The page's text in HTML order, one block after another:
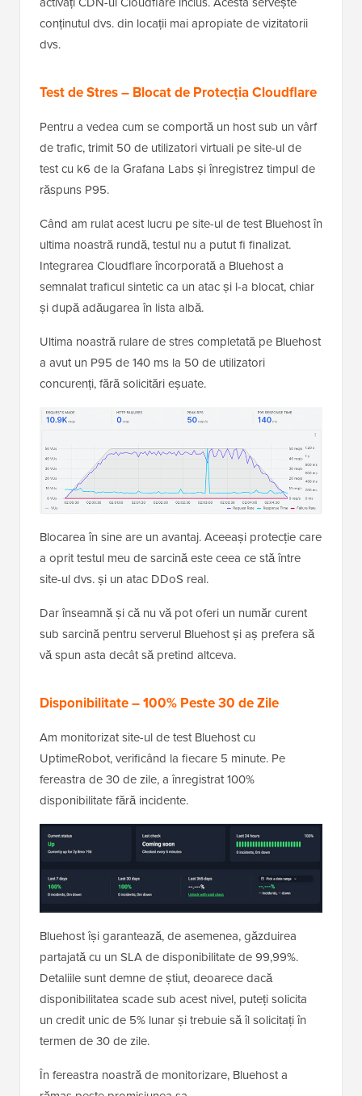
conținutul dvs. din locații mai apropiate de vizitatorii
dvs.
Test de Stres – Blocat de Protecția Cloudflare
Pentru a vedea cum se comportă un host sub un vârf
de trafic, trimit 50 de utilizatori virtuali pe site-ul de
test cu k6 de la Grafana Labs și înregistrez timpul de
răspuns P95.
Când am rulat acest lucru pe site-ul de test Bluehost în
ultima noastră rundă, testul nu a putut fi finalizat.
Integrarea Cloudflare încorporată a Bluehost a
semnalat traficul sintetic ca un atac și l-a blocat, chiar
și după adăugarea în lista albă.
Ultima noastră rulare de stres completată pe Bluehost
a avut un P95 de 140 ms la 50 de utilizatori
concurenți, fără solicitări eșuate.
Blocarea în sine are un avantaj. Aceeași protecție care
a oprit testul meu de sarcină este ceea ce stă între
site-ul dvs. și un atac DDoS real.
Dar înseamnă și că nu vă pot oferi un număr curent
sub sarcină pentru serverul Bluehost și aș prefera să
vă spun asta decât să pretind altceva.
Disponibilitate – 100% Peste 30 de Zile
Am monitorizat site-ul de test Bluehost cu
UptimeRobot, verificând la fiecare 5 minute. Pe
fereastra de 30 de zile, a înregistrat 100%
disponibilitate fără incidente.
Bluehost își garantează, de asemenea, găzduirea
partajată cu un SLA de disponibilitate de 99,99%.
Detaliile sunt demne de știut, deoarece dacă
disponibilitatea scade sub acest nivel, puteți solicita
un credit unic de 5% lunar și trebuie să îl solicitați în
termen de 30 de zile.
În fereastra noastră de monitorizare, Bluehost a